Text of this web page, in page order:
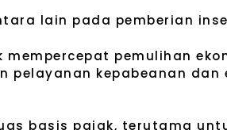
lain pada pemberian
pemulihan
kepabeanan dan
basis pajak, terutama